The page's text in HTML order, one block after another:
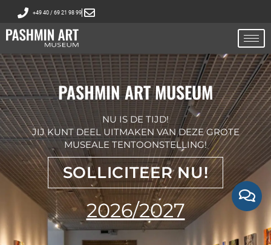
+49 40 / 69 21 98 99
PASHMIN ART MUSEUM
NU IS DE TIJD!
JIJ KUNT DEEL UITMAKEN VAN DEZE GROTE
MUSEALE TENTOONSTELLING!
SOLLICITEER NU!
2026/2027